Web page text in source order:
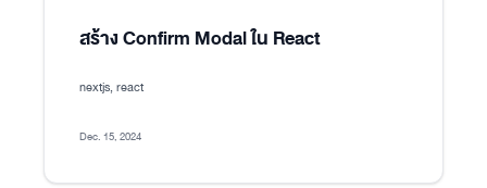
สร้าง Confirm Modal ใน React
nextjs, react
Dec. 15, 2024